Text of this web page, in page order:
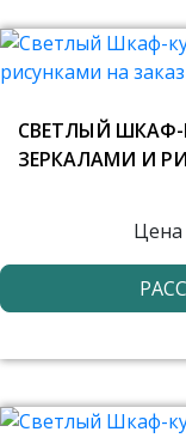
СВЕТЛЫЙ ШКАФ-
ЗЕРКАЛАМИ И
Цена